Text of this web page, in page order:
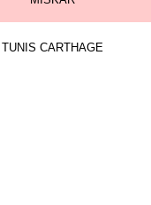
TUNIS CARTHAGE